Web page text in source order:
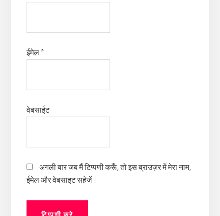
ईमेल *
वेबसाईट
अगली बार जब मैं टिप्पणी करूँ, तो इस ब्राउज़र में मेरा नाम,
ईमेल और वेबसाइट सहेजें।